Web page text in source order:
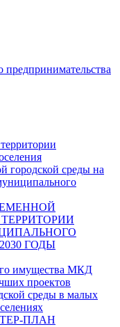
предпринимательства
городской среды на
ГОДЫ
имущества МКД
проектов
среды в малых
ПЛАН